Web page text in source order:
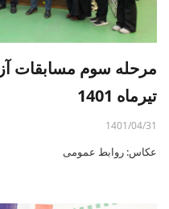
تیرماه 1401
1401/04/31
عکاس: روابط عمومی